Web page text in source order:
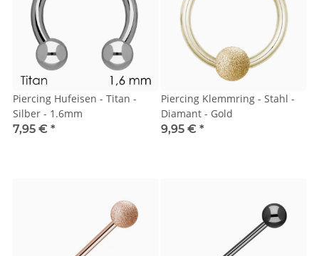
Piercing Hufeisen - Titan -
Silber - 1.6mm
7,95 € *
Piercing Klemmring - Stahl -
Diamant - Gold
9,95 € *